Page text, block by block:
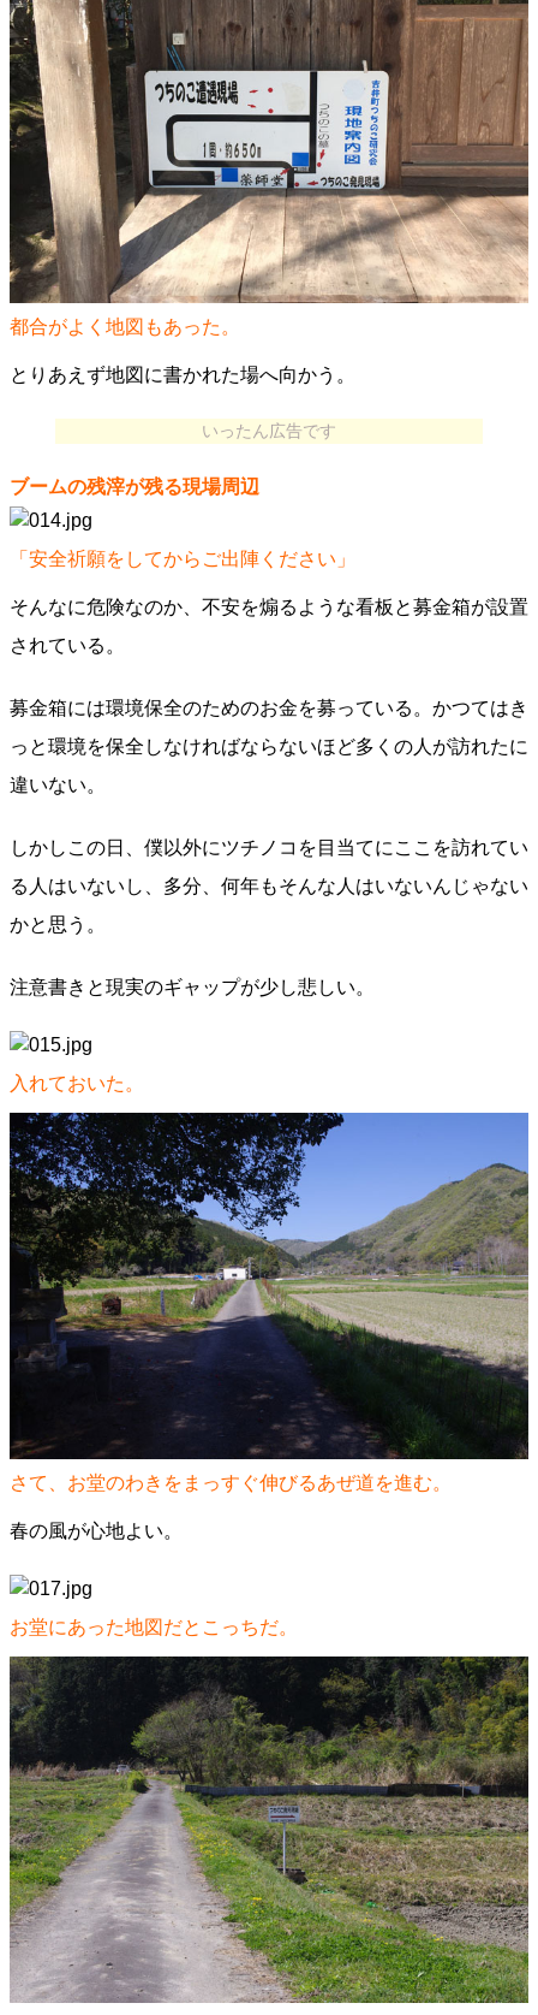
都合がよく地図もあった。
とりあえず地図に書かれた場へ向かう。
いったん広告です
ブームの残滓が残る現場周辺
「安全祈願をしてからご出陣ください」
そんなに危険なのか、不安を煽るような看板と募金箱が設置
されている。
募金箱には環境保全のためのお金を募っている。かつてはき
っと環境を保全しなければならないほど多くの人が訪れたに
違いない。
しかしこの日、僕以外にツチノコを目当てにここを訪れてい
る人はいないし、多分、何年もそんな人はいないんじゃない
かと思う。
注意書きと現実のギャップが少し悲しい。
入れておいた。
さて、お堂のわきをまっすぐ伸びるあぜ道を進む。
春の風が心地よい。
お堂にあった地図だとこっちだ。